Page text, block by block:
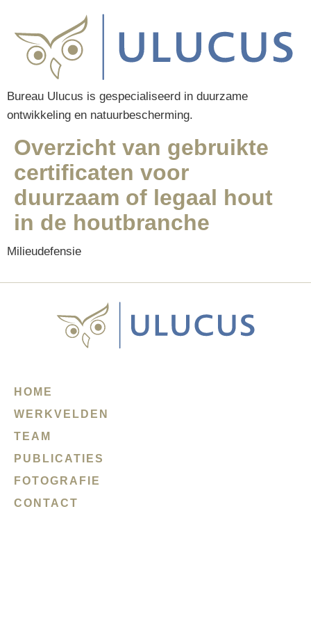
Bureau Ulucus is gespecialiseerd in duurzame
ontwikkeling en natuurbescherming.
Overzicht van gebruikte
certificaten voor
duurzaam of legaal hout
in de houtbranche
Milieudefensie
HOME
WERKVELDEN
TEAM
PUBLICATIES
FOTOGRAFIE
CONTACT